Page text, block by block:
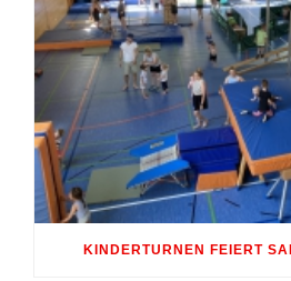
KINDERTURNEN FEIERT